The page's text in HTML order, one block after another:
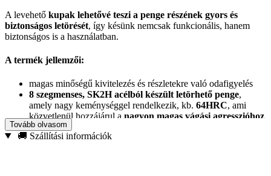
A levehető kupak lehetővé teszi a penge részének gyors és
biztonságos letörését, így késünk nemcsak funkcionális, hanem
biztonságos is a használatban.
A termék jellemzői:
magas minőségű kivitelezés és részletekre való odafigyelés
8 szegmenses, SK2H acélból készült letörhető penge,
amely nagy keménységgel rendelkezik, kb. 64HRC, ami
közvetlenül hozzájárul a nagyon magas vágási agresszióhoz
és a hosszú éltartáshoz
a kés teste strapabíró ABS műanyagból készült
Tovább olvasom
🚚 Szállítási információk